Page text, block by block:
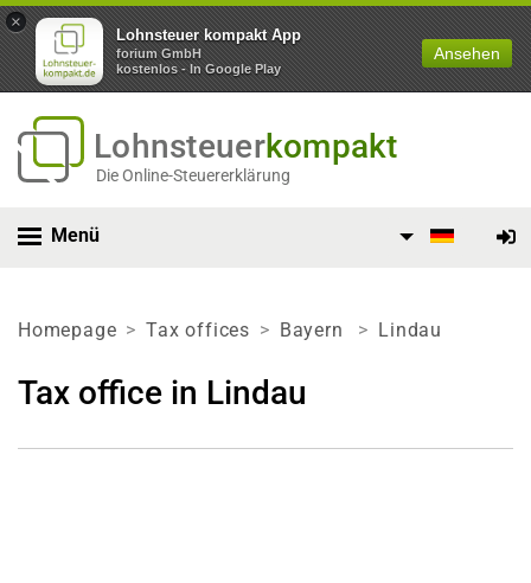
×
Lohnsteuer kompakt App
forium GmbH
kostenlos - In Google Play
Ansehen
Lohnsteuerkompakt
Die Online-Steuererklärung
Menü
Homepage Tax offices Bayern Lindau
Tax office in Lindau